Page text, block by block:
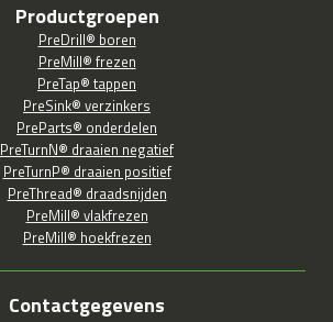
Productgroepen
PreDrill® boren
PreMill® frezen
PreTap® tappen
PreSink® verzinkers
PreParts® onderdelen
PreTurnN® draaien negatief
PreTurnP® draaien positief
PreThread® draadsnijden
PreMill® vlakfrezen
PreMill® hoekfrezen
Contactgegevens